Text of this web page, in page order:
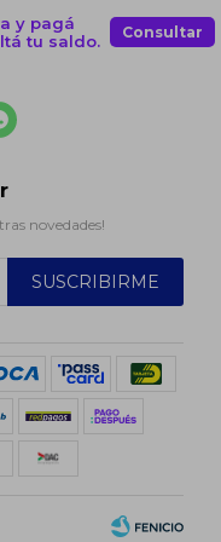
y pagá
tu saldo.
Consultar
novedades!
SUSCRIBIRME